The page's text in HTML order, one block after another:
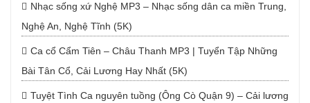
Nhạc sống xứ Nghệ MP3 – Nhạc sống dân ca miền Trung,
Nghệ An, Nghệ Tĩnh (5K)
Ca cổ Cẩm Tiên – Châu Thanh MP3 | Tuyển Tập Những
Bài Tân Cổ, Cải Lương Hay Nhất (5K)
Tuyệt Tình Ca nguyên tuồng (Ông Cò Quận 9) – Cải lương